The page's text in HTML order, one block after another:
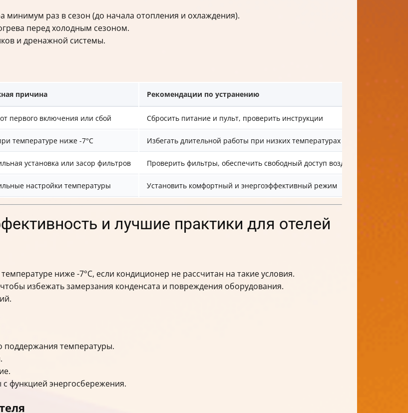
минимум раз в сезон (до начала отопления и охлаждения).
перед холодным сезоном.
и дренажной системы.
причина Рекомендации по устранению
первого включения или сбой Сбросить питание и пульт, проверить инструкции
температуре ниже -7°C Избегать длительной работы при низких температурах
установка или засор фильтров Проверить фильтры, обеспечить свободный доступ воздуха
настройки температуры Установить комфортный и энергоэффективный режим
и лучшие практики для отелей
ниже -7°C, если кондиционер не рассчитан на такие условия.
избежать замерзания конденсата и повреждения оборудования.
поддержания температуры.
функцией энергосбережения.